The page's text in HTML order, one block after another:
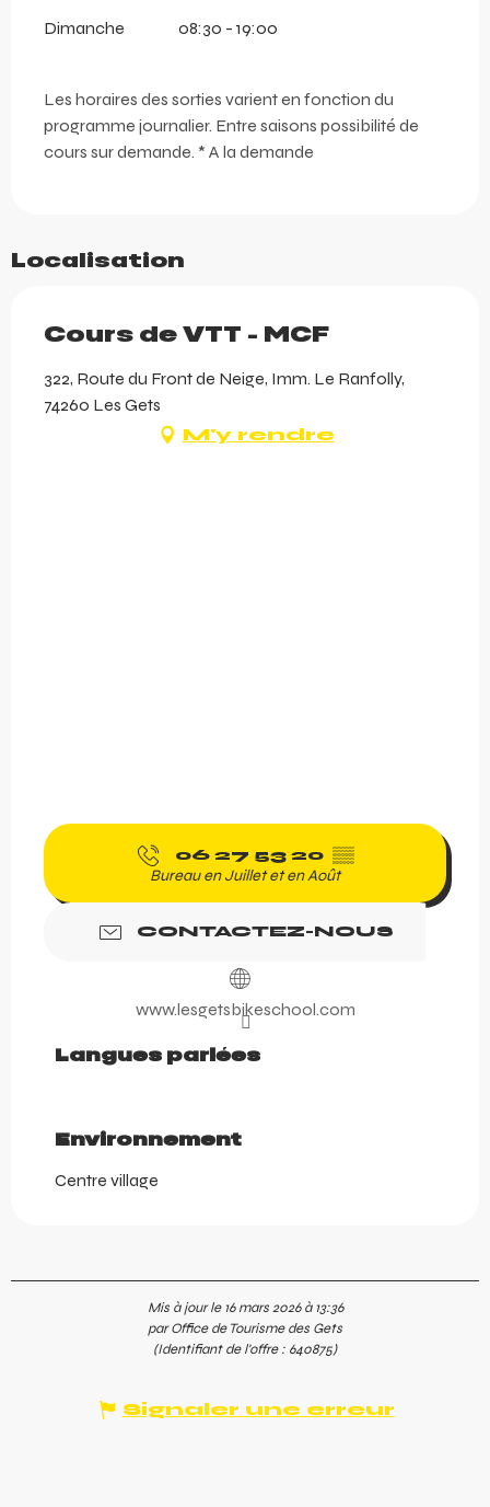
Dimanche 08:30 - 19:00
Les horaires des sorties varient en fonction du
programme journalier. Entre saisons possibilité de
cours sur demande. * A la demande
Localisation
Cours de VTT - MCF
322, Route du Front de Neige, Imm. Le Ranfolly,
74260 Les Gets
M'y rendre
06 27 53 20 ▒▒
Bureau en Juillet et en Août
CONTACTEZ-NOUS
www.lesgetsbikeschool.com
Langues parlées
Langues parlées
Environnement
Environnement
Centre village
Mis à jour le 16 mars 2026 à 13:36
par Office de Tourisme des Gets
(Identifiant de l'offre : 640875)
Signaler une erreur